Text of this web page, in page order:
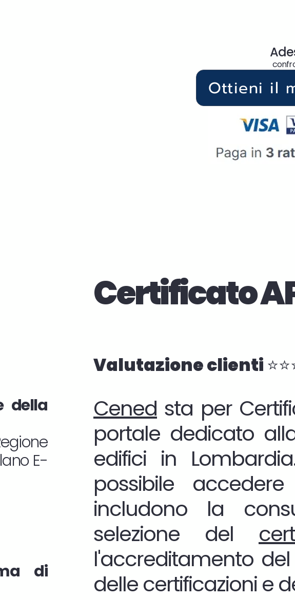
Ottieni il
Certificato
Valutazione clienti
della
E-
di
Cened sta per
portale dedicato
edifici in
possibile
includono la
selezione del
l'accreditamento
delle certificazioni e